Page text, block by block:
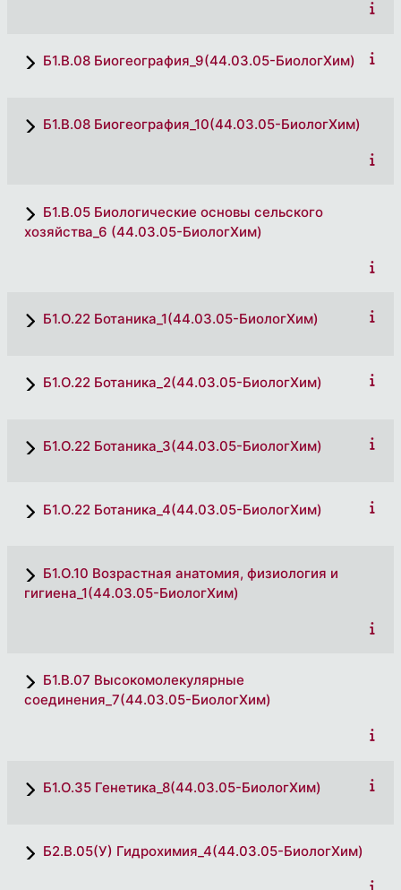
Б1.В.08 Биогеография_9(44.03.05-БиологХим)
Б1.В.08 Биогеография_10(44.03.05-БиологХим)
Б1.В.05 Биологические основы сельского
хозяйства_6 (44.03.05-БиологХим)
Б1.О.22 Ботаника_1(44.03.05-БиологХим)
Б1.О.22 Ботаника_2(44.03.05-БиологХим)
Б1.О.22 Ботаника_3(44.03.05-БиологХим)
Б1.О.22 Ботаника_4(44.03.05-БиологХим)
Б1.О.10 Возрастная анатомия, физиология и
гигиена_1(44.03.05-БиологХим)
Б1.В.07 Высокомолекулярные
соединения_7(44.03.05-БиологХим)
Б1.О.35 Генетика_8(44.03.05-БиологХим)
Б2.В.05(У) Гидрохимия_4(44.03.05-БиологХим)